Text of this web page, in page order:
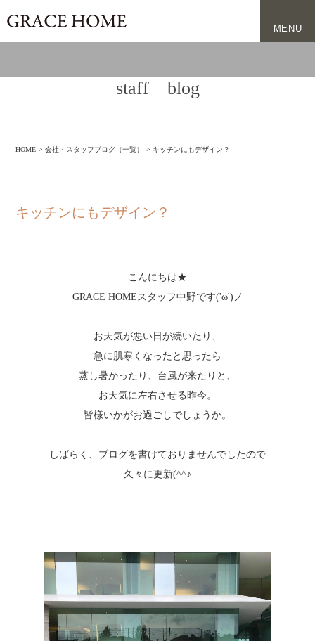
MENU
staff blog
HOME 会社・スタッフブログ（一覧） キッチンにもデザイン？
キッチンにもデザイン？
こんにちは★
GRACE HOMEスタッフ中野です('ω')ノ
お天気が悪い日が続いたり、
急に肌寒くなったと思ったら
蒸し暑かったり、台風が来たりと、
お天気に左右させる昨今。
皆様いかがお過ごしでしょうか。
しばらく、ブログを書けておりませんでしたので
久々に更新(^^♪